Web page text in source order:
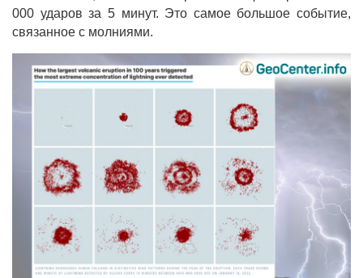
000 ударов за 5 минут. Это самое большое событие,
связанное с молниями.